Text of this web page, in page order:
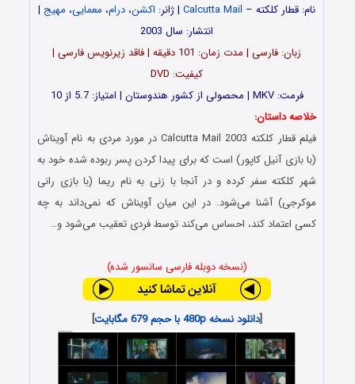
نام: قطار کلکته – Calcutta Mail | ژانر: اکشن، درام، معمایی، مهیج |
انتشار: سال 2003
زبان: فارسی | مدت زمان: 101 دقیقه | فاقد زیرنویس فارسی |
کیفیت: DVD
فرمت: MKV | محصولی از کشور هندوستان | امتیاز: 5.7 از 10
خلاصه داستان:
فیلم قطار کلکته Calcutta Mail 2003 در مورد مردی به نام آویناش
(با بازی آنیل کاپور) است که برای پیدا کردن پسر ربوده شده خود به
شهر کلکته سفر کرده و در آنجا با زنی به نام ریما (با بازی رانی
موکرجی) آشنا می‌شود. در این میان آویناش که نمی‌داند به چه
کسی اعتماد کند، احساس می‌کند توسط فردی تعقیب می‌شود و…
(نسخه دوبله فارسی سانسور شده)
[دانلود نسخه 480p با حجم 679 مگابایت ]